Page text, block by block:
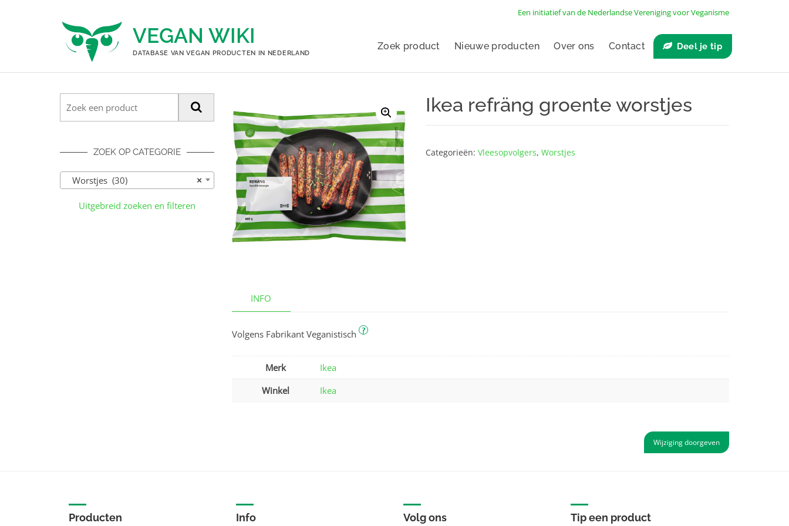
Een initiatief van de Nederlandse Vereniging voor Veganisme
VEGAN WIKI
DATABASE VAN VEGAN PRODUCTEN IN NEDERLAND
Zoek product Nieuwe producten Over ons Contact Deel je tip
Ikea refräng groente worstjes
Categorieën:Vlees­opvolgers,Worstjes
INFO
Volgens Fabrikant Veganistisch ?
Merk
Ikea
Winkel
Ikea
Wijziging doorgeven
ZOEK OP CATEGORIE
×
Worstjes (30)
Uitgebreid zoeken en filteren
Producten Info Volg ons Tip een product